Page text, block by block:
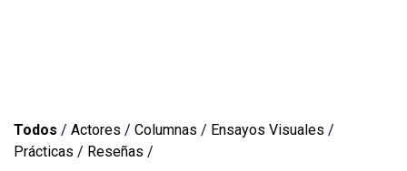
Todos / Actores / Columnas / Ensayos Visuales /
Prácticas / Reseñas /